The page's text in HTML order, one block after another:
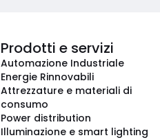
Prodotti e servizi
Automazione Industriale
Energie Rinnovabili
Attrezzature e materiali di
consumo
Power distribution
Illuminazione e smart lighting